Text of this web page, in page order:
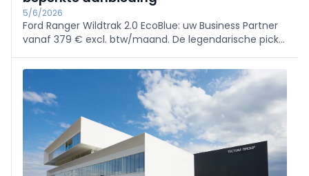
5/6/2026
Ford Ranger Wildtrak 2.0 EcoBlue: uw Business Partner
vanaf 379 € excl. btw/maand. De legendarische pick-
gevestigd – beperkte stock, exclusieve aanbieding tot